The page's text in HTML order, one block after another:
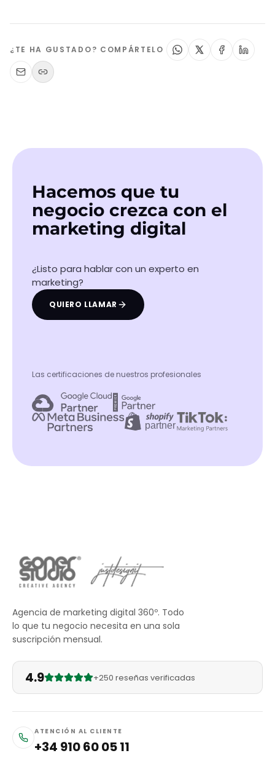
¿TE HA GUSTADO? COMPÁRTELO
Hacemos que tu
negocio crezca con el
marketing digital
¿Listo para hablar con un experto en
marketing?
QUIERO LLAMAR
Las certificaciones de nuestros profesionales
Agencia de marketing digital 360º. Todo
lo que tu negocio necesita en una sola
suscripción mensual.
4.9 +250 reseñas verificadas
ATENCIÓN AL CLIENTE
+34 910 60 05 11